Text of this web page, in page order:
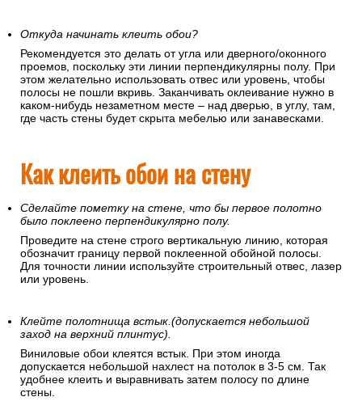
Откуда начинать клеить обои?
Рекомендуется это делать от угла или дверного/оконного
проемов, поскольку эти линии перпендикулярны полу. При
этом желательно использовать отвес или уровень, чтобы
полосы не пошли вкривь. Заканчивать оклеивание нужно в
каком-нибудь незаметном месте – над дверью, в углу, там,
где часть стены будет скрыта мебелью или занавесками.
Как клеить обои на стену
Сделайте пометку на стене, что бы первое полотно
было поклеено перпендикулярно полу.
Проведите на стене строго вертикальную линию, которая
обозначит границу первой поклеенной обойной полосы.
Для точности линии используйте строительный отвес, лазер
или уровень.
Клейте полотнища встык.(допускается небольшой
заход на верхний плинтус).
Виниловые обои клеятся встык. При этом иногда
допускается небольшой нахлест на потолок в 3-5 см. Так
удобнее клеить и выравнивать затем полосу по длине
стены.